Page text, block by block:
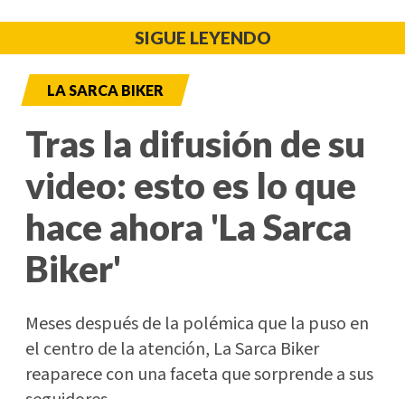
SIGUE LEYENDO
LA SARCA BIKER
Tras la difusión de su
video: esto es lo que
hace ahora 'La Sarca
Biker'
Meses después de la polémica que la puso en
el centro de la atención, La Sarca Biker
reaparece con una faceta que sorprende a sus